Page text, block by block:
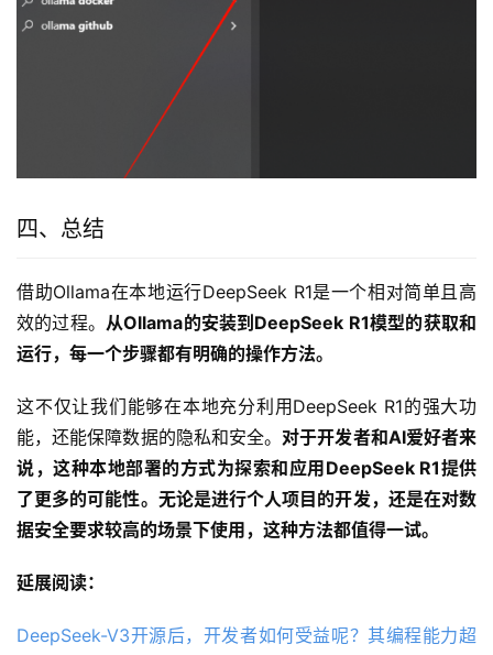
四、总结
借助Ollama在本地运行DeepSeek R1是一个相对简单且高
效的过程。 从Ollama的安装到DeepSeek R1模型的获取和
运行，每一个步骤都有明确的操作方法。
这不仅让我们能够在本地充分利用DeepSeek R1的强大功
能，还能保障数据的隐私和安全。 对于开发者和AI爱好者来
说，这种本地部署的方式为探索和应用DeepSeek R1提供
了更多的可能性。无论是进行个人项目的开发，还是在对数
据安全要求较高的场景下使用，这种方法都值得一试。
延展阅读：
DeepSeek-V3开源后，开发者如何受益呢？其编程能力超